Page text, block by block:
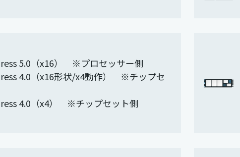
5.0（x16） ※プロセッサー側
4.0（x16形状/x4動作） ※チップセ
4.0（x4） ※チップセット側